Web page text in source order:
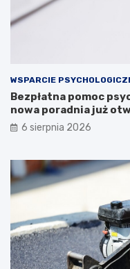
WSPARCIE
Bezpłatna pomoc
nowa poradnia już
6 sierpnia 2026